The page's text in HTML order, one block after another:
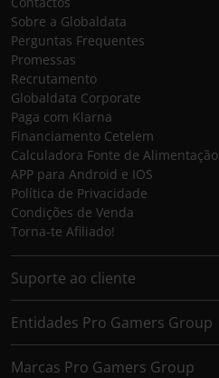
Sobre a Globaldata
Perguntas Frequentes
Promessas
Recrutamento
Globaldata Corporate
Paga com Klarna
Financiamento Cetelem
Calculadora Fonte de Alimentação
APP para Android e IOS
Política de Privacidade
Condições de Venda
Torna-te Afiliado!
Suporte ao cliente
Entidades Pro Gamers Group
Marcas Pro Gamers Group